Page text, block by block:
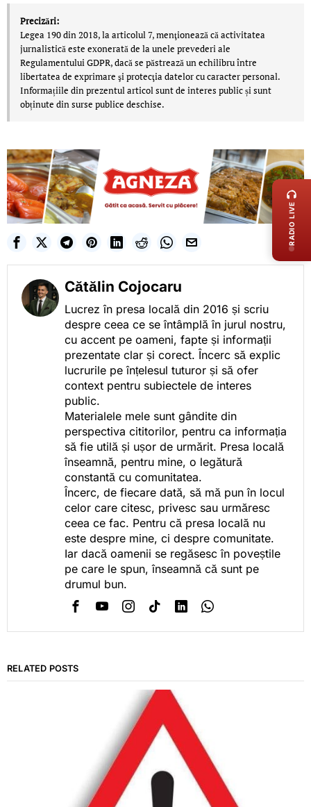
Precizări:
Legea 190 din 2018, la articolul 7, menţionează că activitatea
jurnalistică este exonerată de la unele prevederi ale
Regulamentului GDPR, dacă se păstrează un echilibru între
libertatea de exprimare şi protecţia datelor cu caracter personal.
Informațiile din prezentul articol sunt de interes public și sunt
obținute din surse publice deschise.
Cătălin Cojocaru
Lucrez în presa locală din 2016 și scriu
despre ceea ce se întâmplă în jurul nostru,
cu accent pe oameni, fapte și informații
prezentate clar și corect. Încerc să explic
lucrurile pe înțelesul tuturor și să ofer
context pentru subiectele de interes
public.
Materialele mele sunt gândite din
perspectiva cititorilor, pentru ca informația
să fie utilă și ușor de urmărit. Presa locală
înseamnă, pentru mine, o legătură
constantă cu comunitatea.
Încerc, de fiecare dată, să mă pun în locul
celor care citesc, privesc sau urmăresc
ceea ce fac. Pentru că presa locală nu
este despre mine, ci despre comunitate.
Iar dacă oamenii se regăsesc în poveștile
pe care le spun, înseamnă că sunt pe
drumul bun.
RELATED POSTS
LIVE
RADIO LIVE